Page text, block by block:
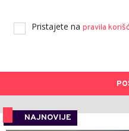
Pristajete na pravila
NAJNOVIJE